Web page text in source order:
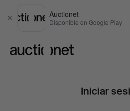
Cerrar
Auctionet
Disponible en Google Play
Iniciar